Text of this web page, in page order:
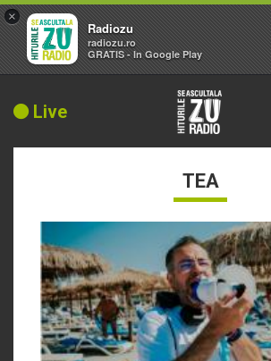
Live
TEA
×
Radiozu
radiozu.ro
GRATIS - In Google Play